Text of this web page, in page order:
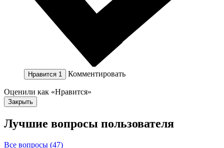
Нравится 1 Комментировать
Оценили как «Нравится»
Закрыть
Лучшие вопросы пользователя
Все вопросы (47)